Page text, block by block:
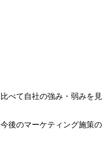
べて自社の強み・弱みを見
後のマーケティング施策の